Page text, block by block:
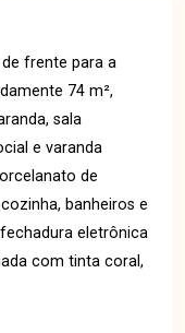
frente para a
74 m²,
sala
e varanda
de
banheiros e
eletrônica
com tinta coral,